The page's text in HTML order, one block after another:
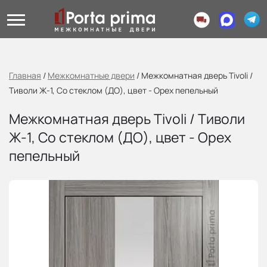
Главная / Межкомнатные двери / Межкомнатная дверь Tivoli /
Тиволи Ж-1, Со стеклом (ДО), цвет - Орех пепельный
Межкомнатная дверь Tivoli / Тиволи
Ж-1, Со стеклом (ДО), цвет - Орех
пепельный